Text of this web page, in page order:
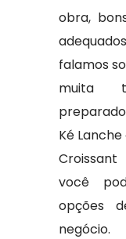
obra,
falamos
muita
Ké
você
opções
negócio.